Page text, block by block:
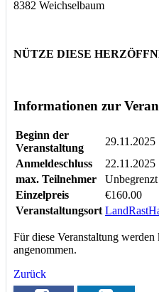
8382 Weichselbaum
NÜTZE DIESE
Informationen zur
Beginn der
Veranstaltung
29.11.2025
Anmeldeschluss
22.11.2025
max. Teilnehmer
Unbegrenzt
Einzelpreis
€160.00
Veranstaltungsort
Für diese Veranstaltung
angenommen.
Zurück